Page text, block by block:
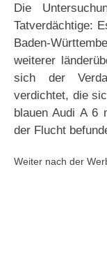
Die
Tatverdächtige:
Baden-
weiterer
sich der
verdichtet, die
blauen Audi A 6
der Flucht
Weiter nach der